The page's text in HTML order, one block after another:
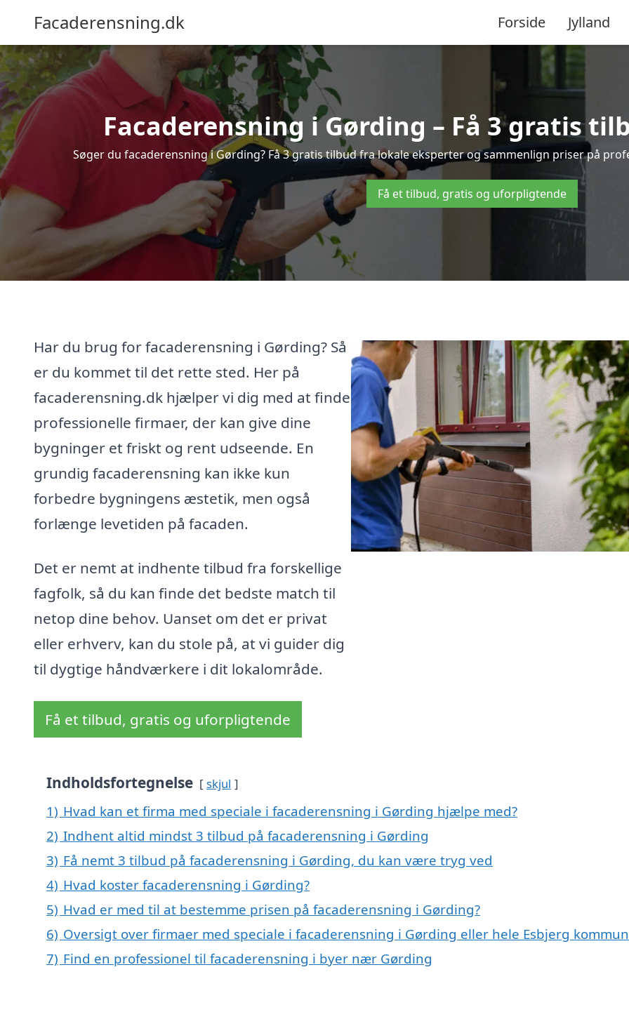
Facaderensning.dk Forside Jylland
Facaderensning i Gørding – Få 3 gratis
Søger du facaderensning i Gørding? Få 3 gratis tilbud fra lokale eksperter og sammenlign priser på
Få et tilbud, gratis og uforpligtende
Har du brug for facaderensning i Gørding? Så
er du kommet til det rette sted. Her på
facaderensning.dk hjælper vi dig med at finde
professionelle firmaer, der kan give dine
bygninger et friskt og rent udseende. En
grundig facaderensning kan ikke kun
forbedre bygningens æstetik, men også
forlænge levetiden på facaden.
Det er nemt at indhente tilbud fra forskellige
fagfolk, så du kan finde det bedste match til
netop dine behov. Uanset om det er privat
eller erhverv, kan du stole på, at vi guider dig
til dygtige håndværkere i dit lokalområde.
Få et tilbud, gratis og uforpligtende
Indholdsfortegnelse skjul
1) Hvad kan et firma med speciale i facaderensning i Gørding hjælpe med?
2) Indhent altid mindst 3 tilbud på facaderensning i Gørding
3) Få nemt 3 tilbud på facaderensning i Gørding, du kan være tryg ved
4) Hvad koster facaderensning i Gørding?
5) Hvad er med til at bestemme prisen på facaderensning i Gørding?
6) Oversigt over firmaer med speciale i facaderensning i Gørding eller hele Esbjerg
7) Find en professionel til facaderensning i byer nær Gørding